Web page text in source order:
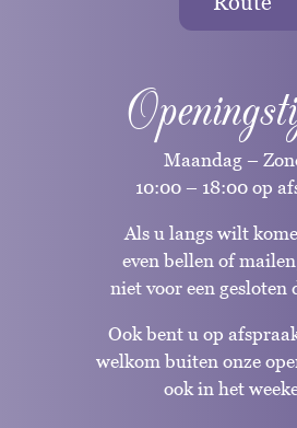
Maandag –
10:00 – 18:00 op
Als u langs wilt
even bellen of
niet voor een gesloten
Ook bent u op
welkom buiten onze
ook in het